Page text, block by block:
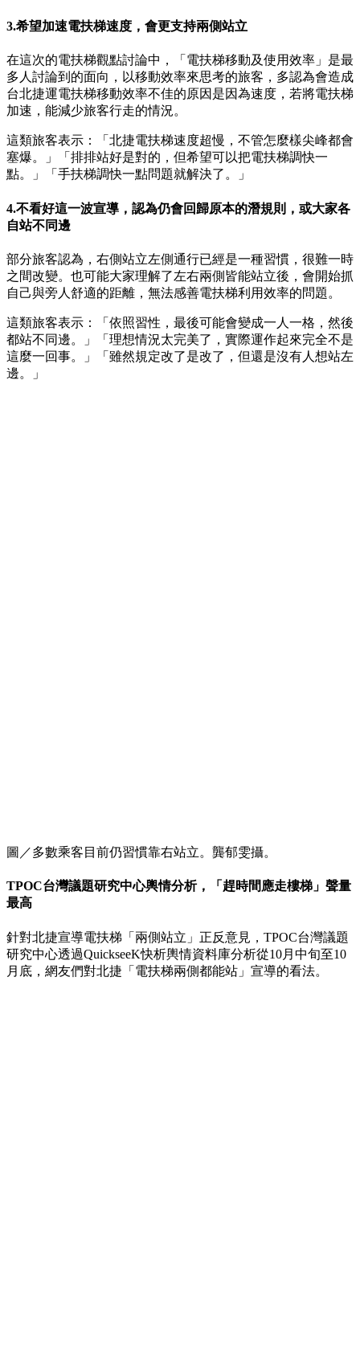
3.希望加速電扶梯速度，會更支持兩側站立
在這次的電扶梯觀點討論中，「電扶梯移動及使用效率」是最
多人討論到的面向，以移動效率來思考的旅客，多認為會造成
台北捷運電扶梯移動效率不佳的原因是因為速度，若將電扶梯
加速，能減少旅客行走的情況。
這類旅客表示：「北捷電扶梯速度超慢，不管怎麼樣尖峰都會
塞爆。」「排排站好是對的，但希望可以把電扶梯調快一
點。」「手扶梯調快一點問題就解決了。」
4.不看好這一波宣導，認為仍會回歸原本的潛規則，或大家各
自站不同邊
部分旅客認為，右側站立左側通行已經是一種習慣，很難一時
之間改變。也可能大家理解了左右兩側皆能站立後，會開始抓
自己與旁人舒適的距離，無法感善電扶梯利用效率的問題。
這類旅客表示：「依照習性，最後可能會變成一人一格，然後
都站不同邊。」「理想情況太完美了，實際運作起來完全不是
這麼一回事。」「雖然規定改了是改了，但還是沒有人想站左
邊。」
圖／多數乘客目前仍習慣靠右站立。龔郁雯攝。
TPOC台灣議題研究中心輿情分析，「趕時間應走樓梯」聲量
最高
針對北捷宣導電扶梯「兩側站立」正反意見，TPOC台灣議題
研究中心透過QuickseeK快析輿情資料庫分析從10月中旬至10
月底，網友們對北捷「電扶梯兩側都能站」宣導的看法。